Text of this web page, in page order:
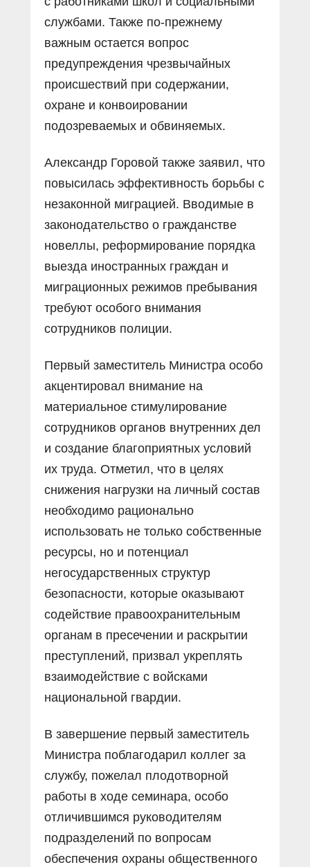
службами. Также по-прежнему
важным остается вопрос
предупреждения чрезвычайных
происшествий при содержании,
охране и конвоировании
подозреваемых и обвиняемых.
Александр Горовой также заявил, что
повысилась эффективность борьбы с
незаконной миграцией. Вводимые в
законодательство о гражданстве
новеллы, реформирование порядка
выезда иностранных граждан и
миграционных режимов пребывания
требуют особого внимания
сотрудников полиции.
Первый заместитель Министра особо
акцентировал внимание на
материальное стимулирование
сотрудников органов внутренних дел
и создание благоприятных условий
их труда. Отметил, что в целях
снижения нагрузки на личный состав
необходимо рационально
использовать не только собственные
ресурсы, но и потенциал
негосударственных структур
безопасности, которые оказывают
содействие правоохранительным
органам в пресечении и раскрытии
преступлений, призвал укреплять
взаимодействие с войсками
национальной гвардии.
В завершение первый заместитель
Министра поблагодарил коллег за
службу, пожелал плодотворной
работы в ходе семинара, особо
отличившимся руководителям
подразделений по вопросам
обеспечения охраны общественного